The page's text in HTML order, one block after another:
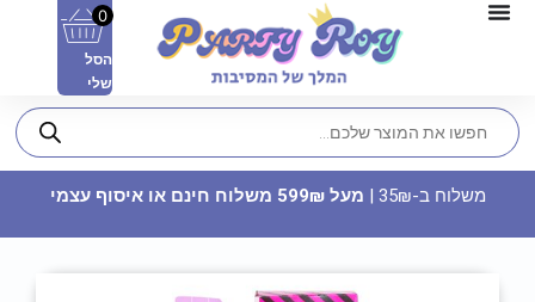
0
הסל
שלי
משלוח ב-35₪ | מעל 599₪ משלוח חינם או איסוף עצמי